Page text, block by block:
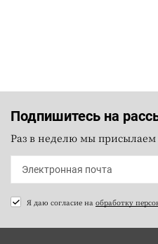
Подпишитесь на
Раз в неделю мы
Я даю согласие на обработку